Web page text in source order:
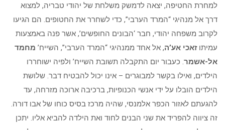
למחרת החטיפה, יצאה לדמשק משלחת של יהודי טבריה, למצוא
דרך אל מנהיגי “המרד הערבי”, כדי לשחרר את החטופים. הם הגיעו
לקרוב משפחה יהודי, חבר ‘הבונים החופשים’, אשר פנה באמצעות
עמיתוזאכי אע’ה, אל אחד ממנהיגי “המרד הערבי”, השייח’ מחמד
אל-אשמר . כעבור יום התקבלה תשובת השייח’ ולפיה ישוחררו
הילדים, ואילו בקשר למבוגרים – אינו יכול להבטיח דבר. שלושת
הילדים הובלו על ידי אנשי הכנופיות, ברכיבה ארוכה מזרחה, עד
להגעתם לאזור הכפר אלמנסי, שהיה מרכז בסיס כוחו של אבו דורה.
זה ציווה להפריד את שני הבנים לחוד ואת הילדה להביא אליו. יתכן